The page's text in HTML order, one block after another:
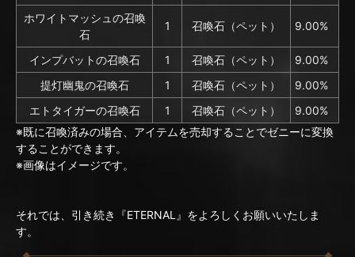
ホワイトマッシュの召喚
石
1 召喚石（ペット） 9.00%
インプバットの召喚石 1 召喚石（ペット）
9.00%
提灯幽鬼の召喚石
1 召喚石（ペット）
9.00%
エトタイガーの召喚石
1 召喚石（ペット）
9.00%
※既に召喚済みの場合、アイテムを売却することでゼニーに変換
することができます。
※画像はイメージです。
それでは、引き続き『ETERNAL』をよろしくお願いいたしま
す。